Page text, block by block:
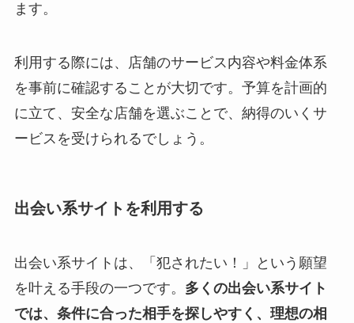
ます。
利用する際には、店舗のサービス内容や料金体系
を事前に確認することが大切です。予算を計画的
に立て、安全な店舗を選ぶことで、納得のいくサ
ービスを受けられるでしょう。
出会い系サイトを利用する
出会い系サイトは、「犯されたい！」という願望
を叶える手段の一つです。 多くの出会い系サイト
では、条件に合った相手を探しやすく、理想の相